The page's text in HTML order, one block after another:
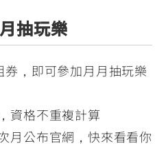
抽玩樂
券，即可參加月月抽玩樂
資格不重複計算
月公布官網，快來看看你